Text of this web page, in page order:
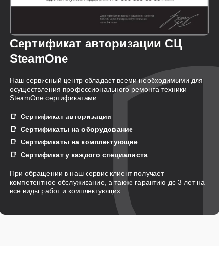
Сертификат авторизации СЦ
SteamOne
Наш сервисный центр обладает всеми необходимыми для
осуществления профессионального ремонта техники
SteamOne сертификатами:
Сертификат авторизации
Сертификаты на оборудование
Сертификаты на комплектующие
Сертификат у каждого специалиста
При обращении в наш сервис клиент получает
компетентное обслуживание, а также гарантию до 3 лет на
все виды работ и комплектующих.